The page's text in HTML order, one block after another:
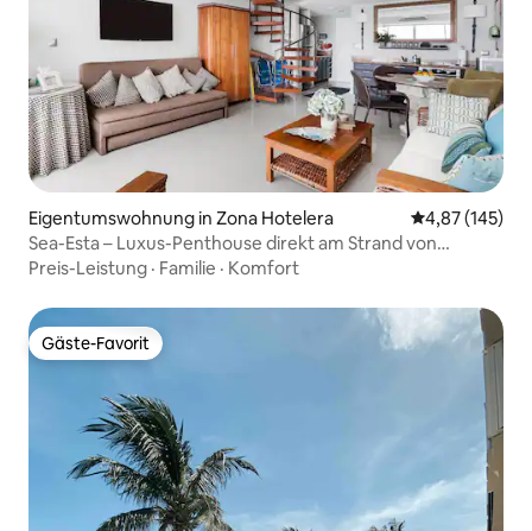
Eigentumswohnung in Zona Hotelera
4,87 (145)
Sea-Esta – Luxus-Penthouse direkt am Strand von
Cancún
Preis-Leistung · Familie · Komfort
Gäste-Favorit
Gäste-Favorit